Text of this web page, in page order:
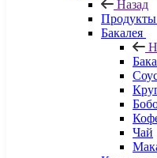
Назад
Бакалея
Чай